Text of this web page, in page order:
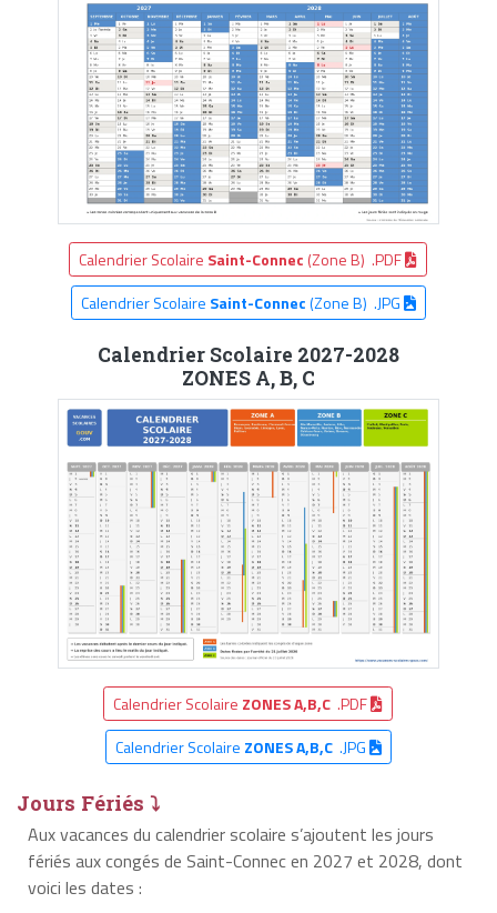
Calendrier Scolaire Saint-Connec (Zone B) .PDF
Calendrier Scolaire Saint-Connec(Zone B) .JPG
Calendrier Scolaire 2027-2028
ZONES A, B, C
Calendrier Scolaire ZONES A,B,C .PDF
Calendrier Scolaire ZONES A,B,C.JPG
Jours Fériés ⤵
Aux vacances du calendrier scolaire s’ajoutent les jours
fériés aux congés de Saint-Connec en 2027 et 2028, dont
voici les dates :